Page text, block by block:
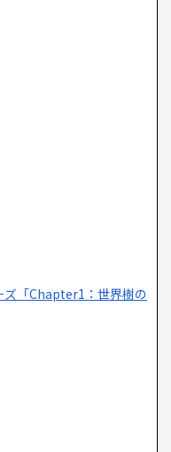
ズ「Chapter1：世界樹の